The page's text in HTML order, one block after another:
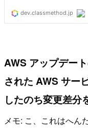
AWS アップデー
された AWS サー
したのち変更差分
メモ: こ、これはへん